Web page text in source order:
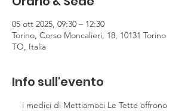
05 ott 2025, 09:30 – 12:30
Torino, Corso Moncalieri, 18, 10131 Torino
TO, Italia
Info sull'evento
i medici di Mettiamoci Le Tette offrono